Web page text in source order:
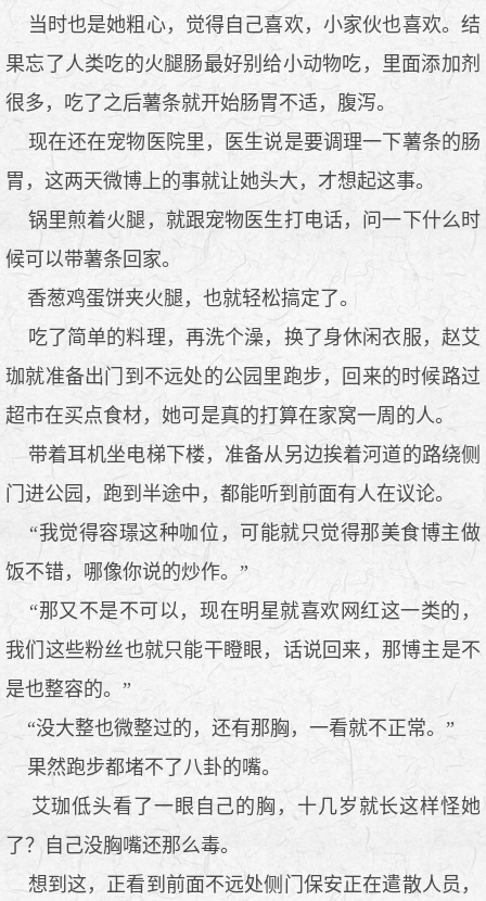
当时也是她粗心，觉得自己喜欢，小家伙也喜欢。结
果忘了人类吃的火腿肠最好别给小动物吃，里面添加剂
很多，吃了之后薯条就开始肠胃不适，腹泻。
现在还在宠物医院里，医生说是要调理一下薯条的肠
胃，这两天微博上的事就让她头大，才想起这事。
锅里煎着火腿，就跟宠物医生打电话，问一下什么时
候可以带薯条回家。
香葱鸡蛋饼夹火腿，也就轻松搞定了。
吃了简单的料理，再洗个澡，换了身休闲衣服，赵艾
珈就准备出门到不远处的公园里跑步，回来的时候路过
超市在买点食材，她可是真的打算在家窝一周的人。
带着耳机坐电梯下楼，准备从另边挨着河道的路绕侧
门进公园，跑到半途中，都能听到前面有人在议论。
“我觉得容璟这种咖位，可能就只觉得那美食博主做
饭不错，哪像你说的炒作。”
“那又不是不可以，现在明星就喜欢网红这一类的，
我们这些粉丝也就只能干瞪眼，话说回来，那博主是不
是也整容的。”
“没大整也微整过的，还有那胸，一看就不正常。”
果然跑步都堵不了八卦的嘴。
艾珈低头看了一眼自己的胸，十几岁就长这样怪她
了？自己没胸嘴还那么毒。
想到这，正看到前面不远处侧门保安正在遣散人员，